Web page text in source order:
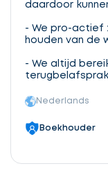
daardoor
- We pro-actief
houden van de
- We altijd
Nederlands
Boekhouder